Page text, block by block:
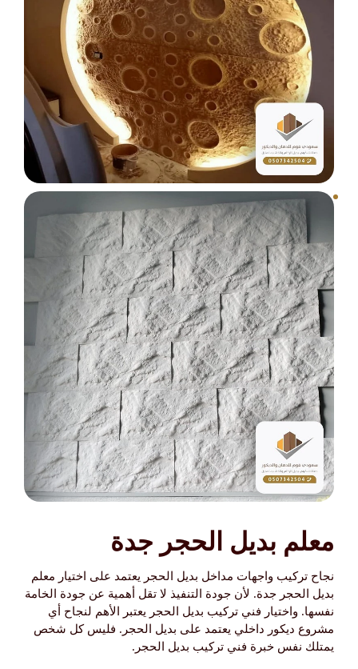
معلم بديل الحجر جدة
نجاح تركيب واجهات مداخل بديل الحجر يعتمد على اختيار معلم
بديل الحجر جدة. لأن جودة التنفيذ لا تقل أهمية عن جودة الخامة
نفسها. واختيار فني تركيب بديل الحجر يعتبر الأهم لنجاح أي
مشروع ديكور داخلي يعتمد على بديل الحجر. فليس كل شخص
يمتلك نفس خبرة فني تركيب بديل الحجر.